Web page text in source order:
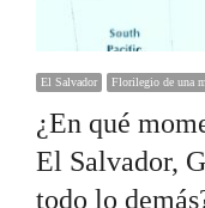
El Salvador Florilegio de una
¿En qué
El Salvador,
todo lo